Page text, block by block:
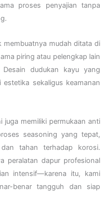
proses penyajian tanpa
membuatnya mudah ditata di
piring atau pelengkap lain
dudukan kayu yang
sekaligus keamanan
memiliki permukaan anti
seasoning yang tepat,
tahan terhadap korosi.
peralatan dapur profesional
intensif—karena itu, kami
benar tangguh dan siap